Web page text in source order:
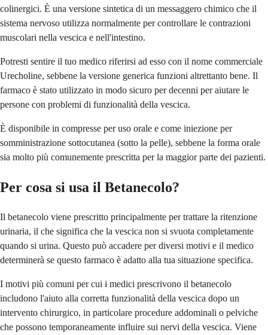
colinergici. È una versione sintetica di un messaggero chimico che il
sistema nervoso utilizza normalmente per controllare le contrazioni
muscolari nella vescica e nell'intestino.
Potresti sentire il tuo medico riferirsi ad esso con il nome commerciale
Urecholine, sebbene la versione generica funzioni altrettanto bene. Il
farmaco è stato utilizzato in modo sicuro per decenni per aiutare le
persone con problemi di funzionalità della vescica.
È disponibile in compresse per uso orale e come iniezione per
somministrazione sottocutanea (sotto la pelle), sebbene la forma orale
sia molto più comunemente prescritta per la maggior parte dei pazienti.
Per cosa si usa il Betanecolo?
Il betanecolo viene prescritto principalmente per trattare la ritenzione
urinaria, il che significa che la vescica non si svuota completamente
quando si urina. Questo può accadere per diversi motivi e il medico
determinerà se questo farmaco è adatto alla tua situazione specifica.
I motivi più comuni per cui i medici prescrivono il betanecolo
includono l'aiuto alla corretta funzionalità della vescica dopo un
intervento chirurgico, in particolare procedure addominali o pelviche
che possono temporaneamente influire sui nervi della vescica. Viene